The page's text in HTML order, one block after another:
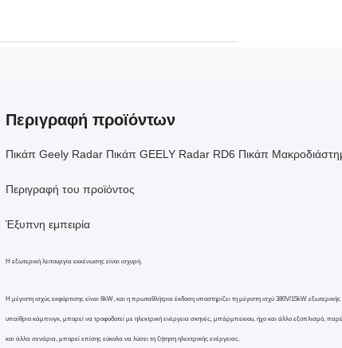
Περιγραφή προϊόντων
Πικάπ Geely Radar Πικάπ GEELY Radar RD6 Πικάπ
Περιγραφή του προϊόντος
Έξυπνη εμπειρία
Η εξωτερική λειτουργία εκκένωσης είναι ισχυρή.
Η μέγιστη ισχύς εκφόρτισης είναι 6kW, και η πρωταθλήτρια έκδοση υποστηρίζει τη μέγιστη ισχύ 380V/15kW
υπαίθριο κάμπινγκ, μπορεί να τροφοδοτεί με ηλεκτρική ενέργεια σκηνές, μπάρμπεκιου, ήχο και άλλο εξοπλισμό,
και άλλα σενάρια, μπορεί επίσης εύκολα να λύσει τη ζήτηση ηλεκτρικής ενέργειας.